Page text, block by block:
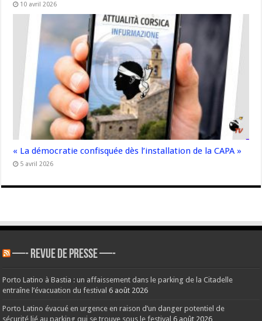
10 avril 2026
« La démocratie confisquée dès l’installation de la CAPA »
5 avril 2026
—- REVUE DE PRESSE —-
Porto Latino à Bastia : un affaissement dans le parking de la Citadelle
entraîne l’évacuation du festival 6 août 2026
Porto Latino évacué en urgence en raison d’un danger potentiel de
sécurité lié au parking qui se trouve sous le festival 6 août 2026